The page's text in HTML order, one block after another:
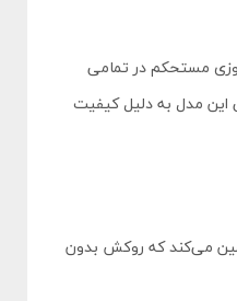
خورشید تولید شده است. استفاده از ابر ۵ میلیمتری متراکم و آستردوزی مستحکم در تمامی
این مدل به دلیل کیفیت
طراحی، تضمین می‌کند که روکش بدون